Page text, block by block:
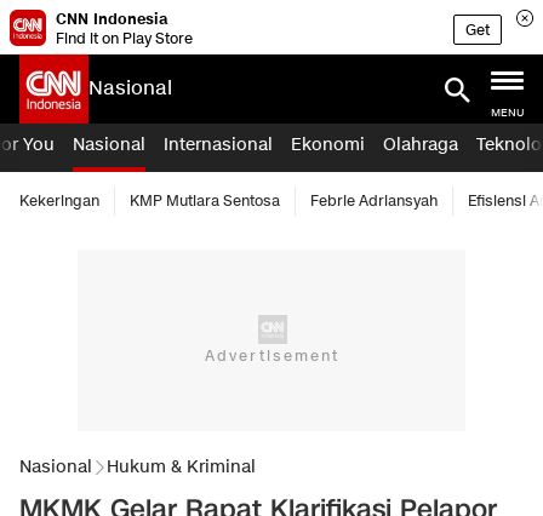
CNN Indonesia
Find it on Play Store
Get
Nasional
MENU
You Nasional Internasional Ekonomi Olahraga
Kekeringan KMP Mutiara Sentosa Febrie Adriansyah Efisiensi
Nasional Hukum & Kriminal